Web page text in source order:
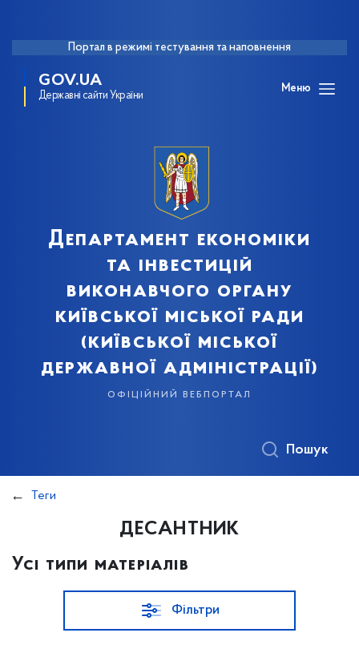
Портал в режимі тестування та наповнення
GOV.UA
Державні сайти України
Меню
Департамент економіки
та інвестицій
виконавчого органу
київської міської ради
(київської міської
державної адміністрації)
офіційний вебпортал
Пошук
Теги
ДЕСАНТНИК
Усі типи матеріалів
Фільтри